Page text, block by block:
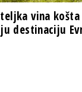
vina
destinaciju